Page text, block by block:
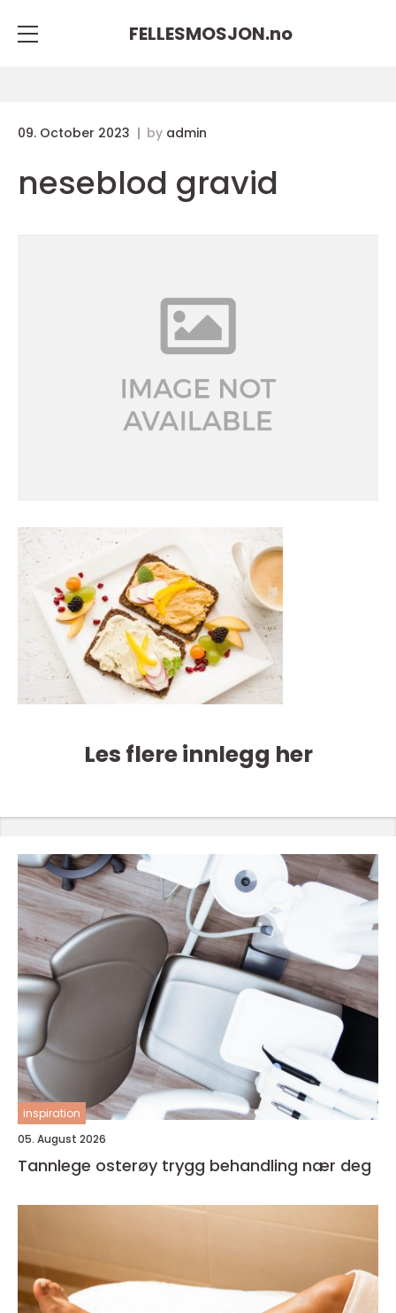
FELLESMOSJON.no
09. October 2023 by admin
neseblod gravid
Les flere innlegg her
inspiration
05. August 2026
Tannlege osterøy trygg behandling nær deg